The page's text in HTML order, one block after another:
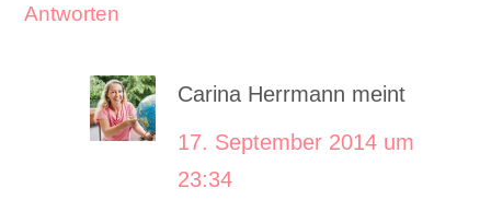
Antworten
Carina Herrmann meint
17. September 2014 um
23:34